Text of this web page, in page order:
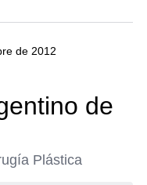
de 2012
de
Plástica